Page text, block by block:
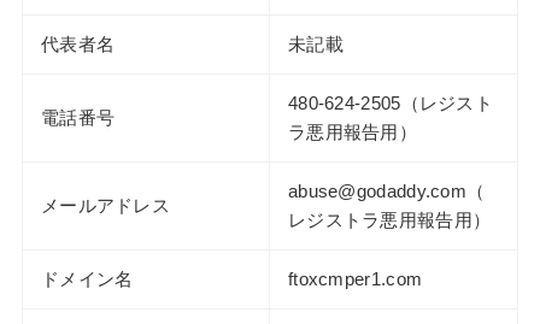
代表者名 未記載
電話番号
480-624-2505（レジスト
ラ悪用報告用）
メールアドレス
abuse@godaddy.com（
レジストラ悪用報告用）
ドメイン名 ftoxcmper1.com